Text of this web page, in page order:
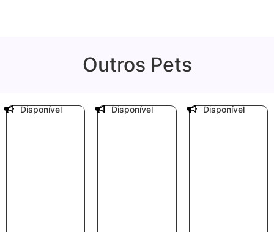
Outros Pets
Disponível Disponível Disponível